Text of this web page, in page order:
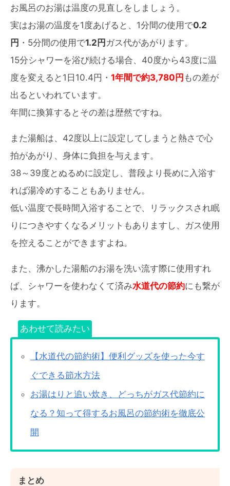
お風呂のお湯は温度の見直しをしましょう。
実はお湯の温度を1度あげると、1分間の使用で0.2
円 ・5分間の使用で1.2円ガス代があがります。
15分シャワーを浴び続ける場合、40度から43度に温
度を変えると1日10.4円・ 1年間で約3,780円 もの差が
出るといわれています。
年間に換算するとその差は歴然ですね。
また湯船は、42度以上に設定してしまうと熱さで心
拍があがり、身体に負担を与えます。
38～39度とぬるめに設定し、普段より長めに入浴す
れば湯冷めすることもありません。
低い温度で長時間入浴することで、リラックスされ眠
りにつきやすくなるメリットもありますし、ガス使用
を控えることができますよね。
また、沸かした湯船のお湯を洗い流す際に使用すれ
ば、シャワーを使わなくて済み水道代の節約にも繋が
ります。
あわせて読みたい
【水道代の節約術】便利グッズを使った今す
ぐできる節水方法
お湯はりと追い炊き、どっちがガス代節約に
なる？知って得するお風呂の節約術を徹底公
開
まとめ